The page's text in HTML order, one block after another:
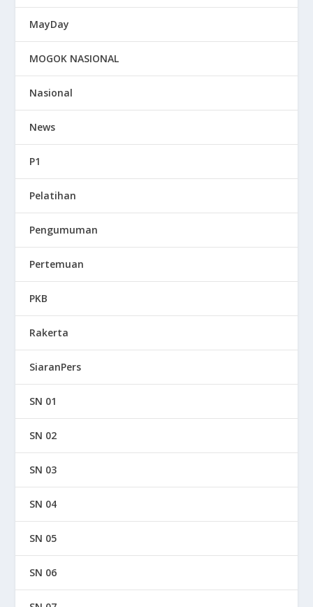
MayDay
MOGOK NASIONAL
Nasional
News
P1
Pelatihan
Pengumuman
Pertemuan
PKB
Rakerta
SiaranPers
SN 01
SN 02
SN 03
SN 04
SN 05
SN 06